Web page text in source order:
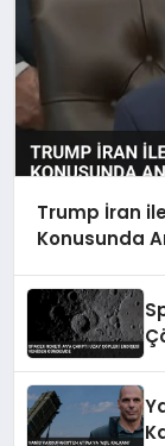
Trump İran
Konusunda